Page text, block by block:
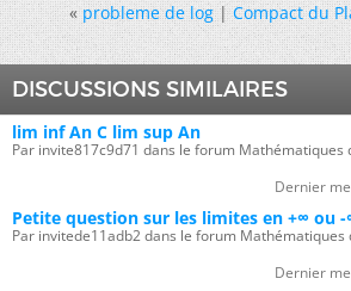
« probleme de log|Compact du
DISCUSSIONS SIMILAIRES
lim inf An C lim sup An
Par invite817c9d71 dans le forum Mathématiques
Dernier
Petite question sur les limites en +∞ ou -
Par invitede11adb2 dans le forum Mathématiques
Dernier